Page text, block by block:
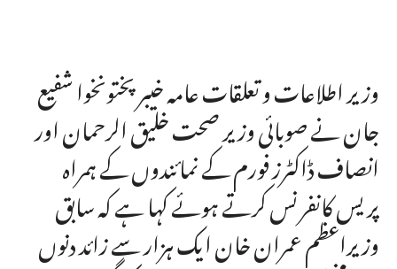
وزیر اطلاعات و تعلقات عامہ خیبرپختونخوا شفیع
جان نے صوبائی وزیر صحت خلیق الرحمان اور
انصاف ڈاکٹرز فورم کے نمائندوں کے ہمراہ
پریس کانفرنس کرتے ہوئے کہا ہے کہ سابق
وزیراعظم عمران خان ایک ہزار سے زائد دنوں